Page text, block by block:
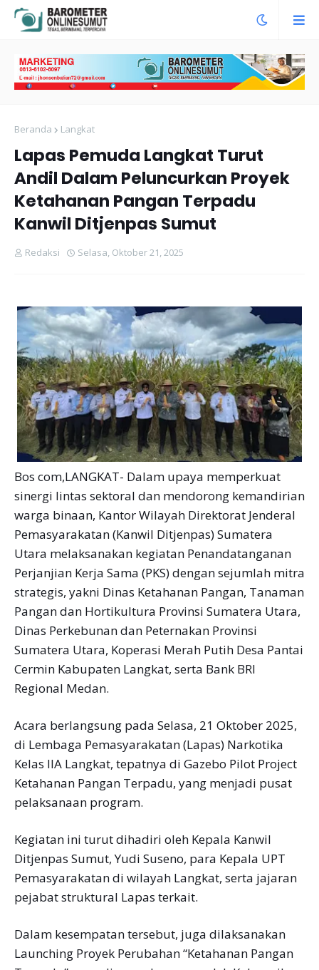
Beranda Langkat
Lapas Pemuda Langkat Turut
Andil Dalam Peluncurkan Proyek
Ketahanan Pangan Terpadu
Kanwil Ditjenpas Sumut
Redaksi Selasa, Oktober 21, 2025
Bos com,LANGKAT- Dalam upaya memperkuat
sinergi lintas sektoral dan mendorong kemandirian
warga binaan, Kantor Wilayah Direktorat Jenderal
Pemasyarakatan (Kanwil Ditjenpas) Sumatera
Utara melaksanakan kegiatan Penandatanganan
Perjanjian Kerja Sama (PKS) dengan sejumlah mitra
strategis, yakni Dinas Ketahanan Pangan, Tanaman
Pangan dan Hortikultura Provinsi Sumatera Utara,
Dinas Perkebunan dan Peternakan Provinsi
Sumatera Utara, Koperasi Merah Putih Desa Pantai
Cermin Kabupaten Langkat, serta Bank BRI
Regional Medan.
Acara berlangsung pada Selasa, 21 Oktober 2025,
di Lembaga Pemasyarakatan (Lapas) Narkotika
Kelas IIA Langkat, tepatnya di Gazebo Pilot Project
Ketahanan Pangan Terpadu, yang menjadi pusat
pelaksanaan program.
Kegiatan ini turut dihadiri oleh Kepala Kanwil
Ditjenpas Sumut, Yudi Suseno, para Kepala UPT
Pemasyarakatan di wilayah Langkat, serta jajaran
pejabat struktural Lapas terkait.
Dalam kesempatan tersebut, juga dilaksanakan
Launching Proyek Perubahan “Ketahanan Pangan